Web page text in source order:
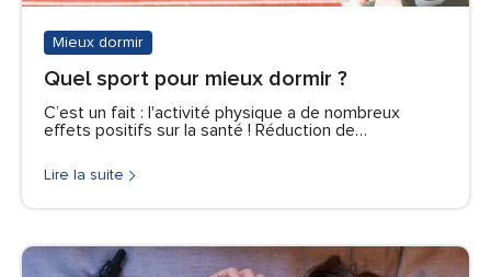
Mieux dormir
Quel sport pour mieux dormir ?
C’est un fait : l'activité physique a de nombreux
effets positifs sur la santé ! Réduction de…
Lire la suite